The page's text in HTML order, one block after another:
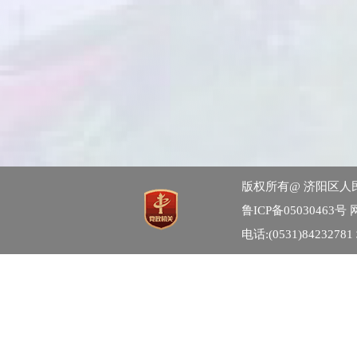
版权所有@ 济阳区
鲁ICP备05030463号
电话